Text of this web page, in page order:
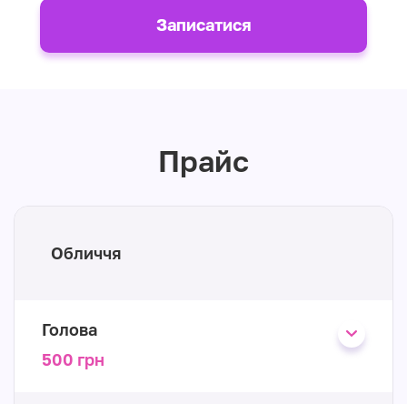
Записатися
Прайс
Обличчя
Голова
500 грн